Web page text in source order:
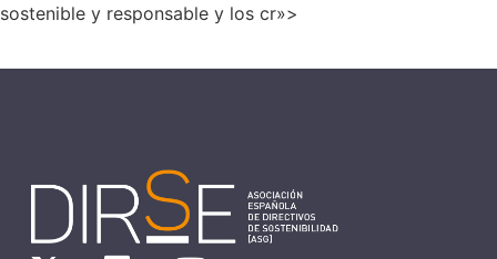
sostenible y responsable y los cr»>